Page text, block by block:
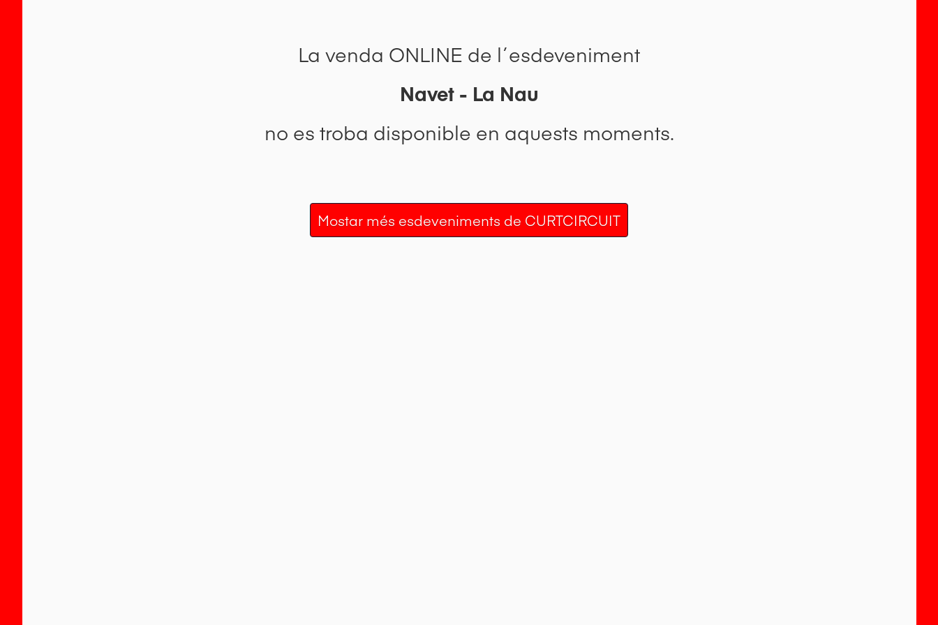
La venda ONLINE de l´esdeveniment
Navet - La Nau
no es troba disponible en aquests moments.
Mostar més esdeveniments de CURTCIRCUIT